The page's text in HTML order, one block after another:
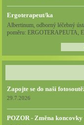
Ergoterapeut/ka
Albertinum, odborný léčebný
poměru: ERGOTERAPEUTA,
Zapojte se do naší
29.7.2026
POZOR - Změna